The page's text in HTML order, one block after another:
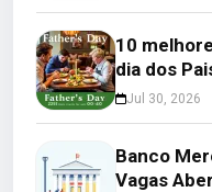
10
dia dos
Jul 30, 2026
Banco
Vagas